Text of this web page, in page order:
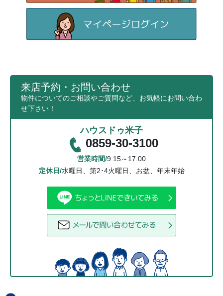
来店予約・お問い合わせ
物件についてのご相談やご質問など、お気軽にお問い合わ
せ下さい！
ハウスドゥ米子
0859-30-3100
営業時間/9:15～17:00
定休日/水曜日、第2･4火曜日、お盆、年末年始